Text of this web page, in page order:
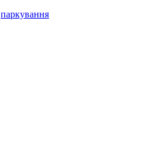
паркування